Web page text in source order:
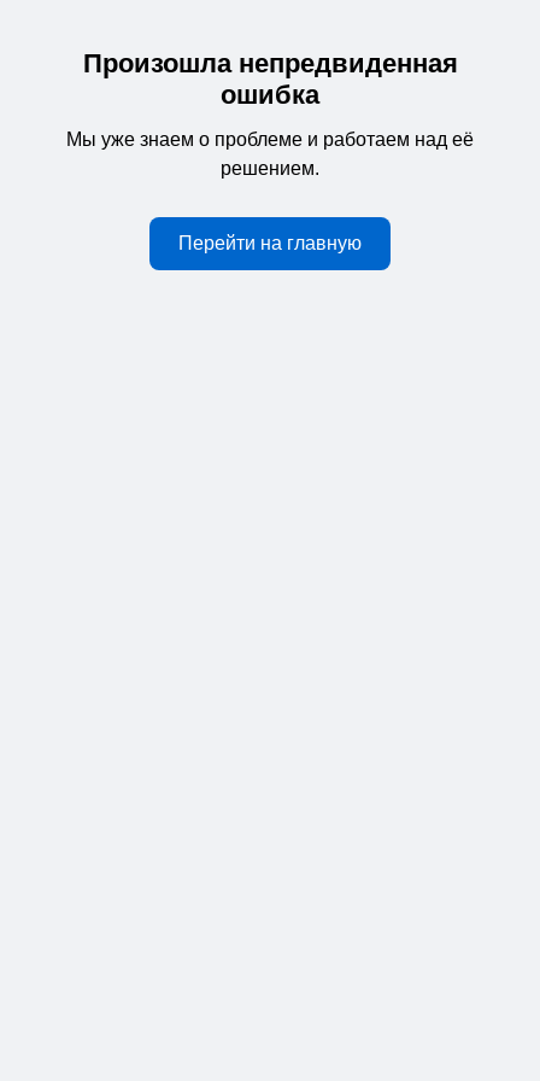
Произошла непредвиденная
ошибка
Мы уже знаем о проблеме и работаем над её
решением.
Перейти на главную